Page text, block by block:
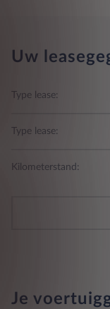
Uw
Type lease:
Type lease:
Kilometerstand:
Je